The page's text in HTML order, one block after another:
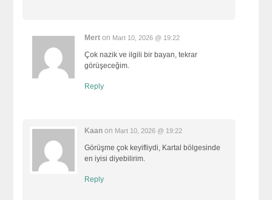
Mert on Mart 10, 2026 @ 19:22
Çok nazik ve ilgili bir bayan, tekrar
görüşeceğim.
Reply
Kaan on Mart 10, 2026 @ 19:22
Görüşme çok keyifliydi, Kartal bölgesinde
en iyisi diyebilirim.
Reply